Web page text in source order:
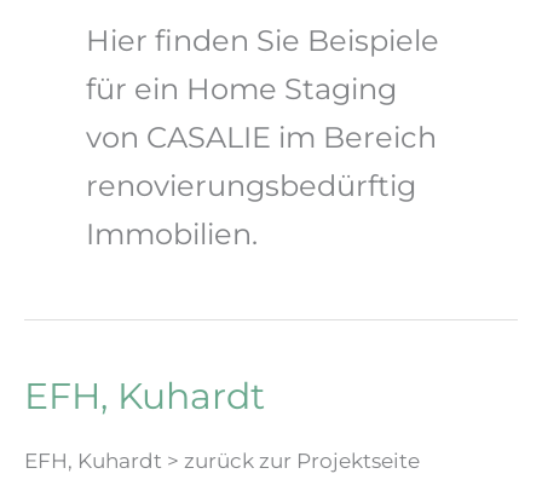
Hier finden Sie Beispiele
für ein Home Staging
von CASALIE im Bereich
renovierungsbedürftig
Immobilien.
EFH, Kuhardt
EFH, Kuhardt > zurück zur Projektseite